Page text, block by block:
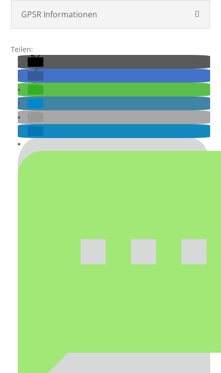
GPSR Informationen
Teilen: